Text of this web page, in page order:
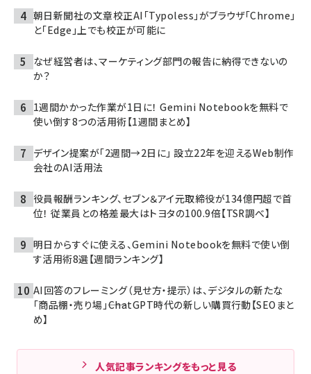
朝日新聞社の文章校正AI「Typoless」がブラウザ「Chrome」
と「Edge」上でも校正が可能に
なぜ経営者は、マーケティング部門の報告に納得できないの
か？
1週間かかった作業が1日に！ Gemini Notebookを無料で
使い倒す8つの活用術【1週間まとめ】
デザイン提案が「2週間→2日に」 設立22年を迎えるWeb制作
会社のAI活用法
役員報酬ランキング、セブン＆アイ元取締役が134億円超で首
位！ 従業員との格差最大はトヨタの100.9倍【TSR調べ】
明日からすぐに使える、Gemini Notebookを無料で使い倒
す活用術8選【週間ランキング】
AI回答のフレーミング（見せ方・提示）は、デジタルの新たな
「商品棚・売り場」――ChatGPT時代の新しい購買行動【SEOまと
め】
人気記事ランキングをもっと見る